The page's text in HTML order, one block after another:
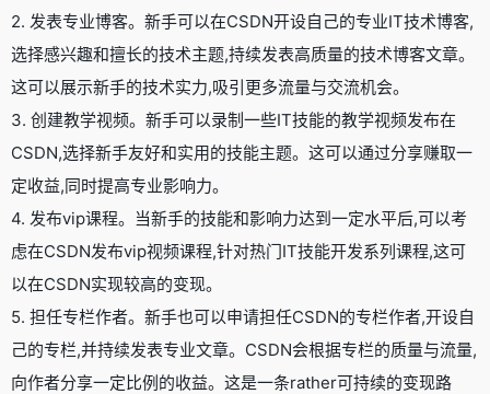
2. 发表专业博客。新手可以在CSDN开设自己的专业IT技术博客,
选择感兴趣和擅长的技术主题,持续发表高质量的技术博客文章。
这可以展示新手的技术实力,吸引更多流量与交流机会。
3. 创建教学视频。新手可以录制一些IT技能的教学视频发布在
CSDN,选择新手友好和实用的技能主题。这可以通过分享赚取一
定收益,同时提高专业影响力。
4. 发布vip课程。当新手的技能和影响力达到一定水平后,可以考
虑在CSDN发布vip视频课程,针对热门IT技能开发系列课程,这可
以在CSDN实现较高的变现。
5. 担任专栏作者。新手也可以申请担任CSDN的专栏作者,开设自
己的专栏,并持续发表专业文章。CSDN会根据专栏的质量与流量,
向作者分享一定比例的收益。这是一条rather可持续的变现路